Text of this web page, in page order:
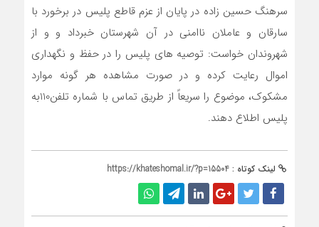
سرهنگ حسين زاده در پايان از عزم قاطع پليس در برخورد با
سارقان و عاملان ناامني در آن شهرستان خبرداد و و از
شهروندان خواست: توصيه هاي پليس را در حفظ و نگهداري
اموال رعايت کرده و در صورت مشاهده هر گونه موارد
مشكوک، موضوع را سريعاً از طريق تماس با شماره تلفن110به
پليس اطلاع دهند.
لینک کوتاه : https://khateshomal.ir/?p=15504